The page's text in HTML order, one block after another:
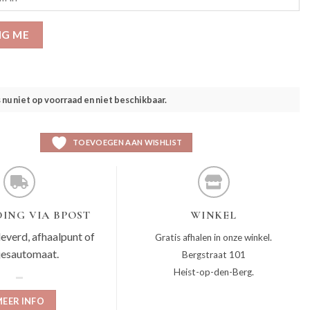
ME
niet op voorraad en niet beschikbaar.
TOEVOEGEN AAN WISHLIST
VIA BPOST
afhaalpunt of
INFO
WINKEL
Gratis afhalen in onze winkel.
Bergstraat 101
Heist-op-den-Berg.